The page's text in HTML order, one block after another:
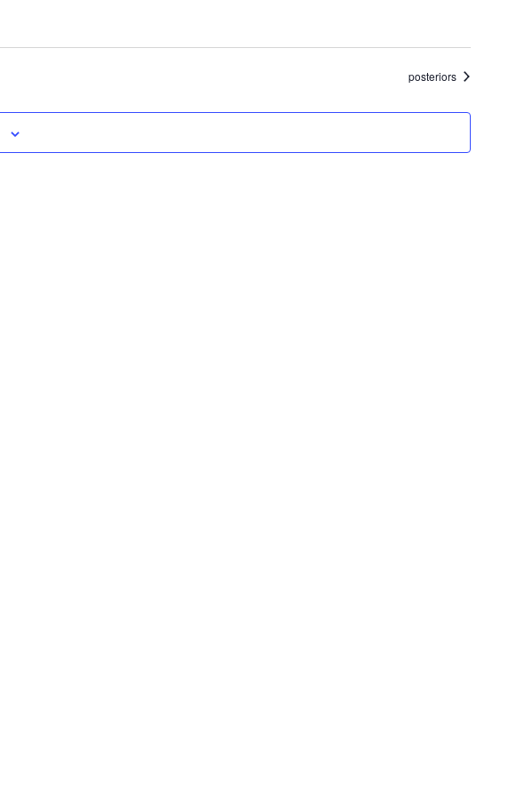
Esdeveniments
posteriors